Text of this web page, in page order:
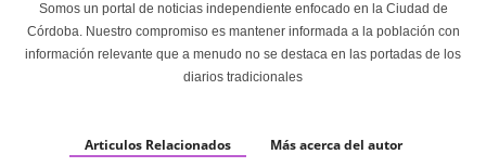
Somos un portal de noticias independiente enfocado en la Ciudad de
Córdoba. Nuestro compromiso es mantener informada a la población con
información relevante que a menudo no se destaca en las portadas de los
diarios tradicionales
Articulos Relacionados Más acerca del autor